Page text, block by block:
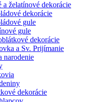
a želatínové dekorácie
dekorácie
gule
gule
dekorácie
a Sv. Prijímanie
narodenie
dekorácie